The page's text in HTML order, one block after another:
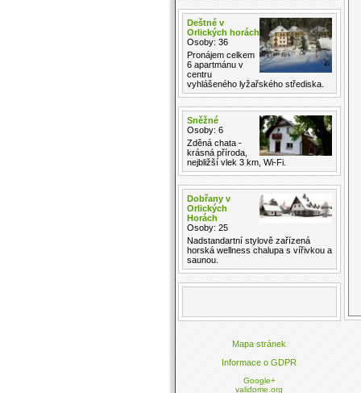
Deštné v
Orlických horách
Osoby: 36
Pronájem celkem
6 apartmánu v
centru
vyhlášeného lyžařského střediska.
Sněžné
Osoby: 6
Zděná chata -
krásná příroda,
nejbližší vlek 3 km, Wi-Fi.
Dobřany v
Orlických
Horách
Osoby: 25
Nadstandartní stylově zařízená
horská wellness chalupa s vířivkou a
saunou.
Mapa stránek
Informace o GDPR
Google+
validome.org